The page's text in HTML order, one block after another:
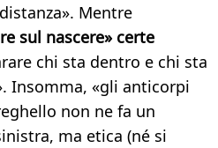
Mentre
sul nascere» certe
chi sta dentro e chi sta
Insomma, «gli anticorpi
non ne fa un
ma etica (né si